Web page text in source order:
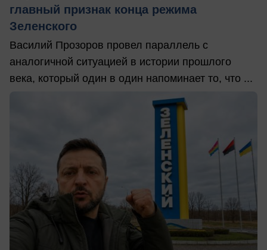
главный признак конца режима
Зеленского
Василий Прозоров провел параллель с
аналогичной ситуацией в истории прошлого
века, который один в один напоминает то, что ...